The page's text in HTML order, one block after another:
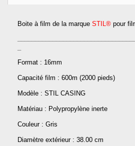
Boite à film de la marque STIL® pour
Format : 16mm
Capacité film : 600m (2000 pieds)
Modèle : STIL CASING
Matériau : Polypropylène inerte
Couleur : Gris
Diamètre extérieur : 38.00 cm